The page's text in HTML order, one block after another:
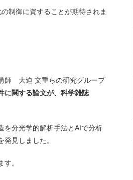
制御に資することが期待されま
大迫 文重らの研究グループ
に関する論文が、科学雑誌
を分光学的解析手法とAIで分析
見しました。
。